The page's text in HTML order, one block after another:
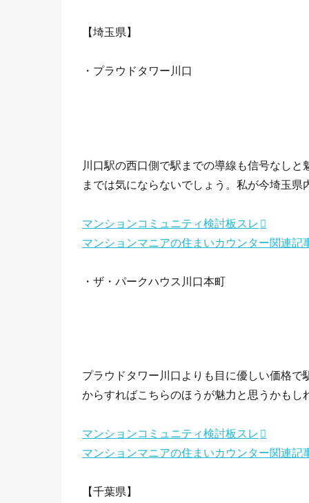
【埼玉県】
・プラウドタワー川口
川口駅の西口側で駅までの導線も信号なし
までは気にならないでしょう。私が今埼玉県
マンションコミュニティ検討板スレ
マンションマニアの住まいカウンター関連記
・ザ・パークハウス川口本町
プラウドタワー川口よりも目に優しい価格
からすればこちらのほうが魅力と思うかもし
マンションコミュニティ検討板スレ
マンションマニアの住まいカウンター関連記
【千葉県】